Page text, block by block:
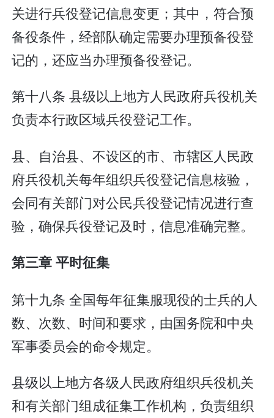
关进行兵役登记信息变更；其中，符合预
备役条件，经部队确定需要办理预备役登
记的，还应当办理预备役登记。
第十八条 县级以上地方人民政府兵役机关
负责本行政区域兵役登记工作。
县、自治县、不设区的市、市辖区人民政
府兵役机关每年组织兵役登记信息核验，
会同有关部门对公民兵役登记情况进行查
验，确保兵役登记及时，信息准确完整。
第三章 平时征集
第十九条 全国每年征集服现役的士兵的人
数、次数、时间和要求，由国务院和中央
军事委员会的命令规定。
县级以上地方各级人民政府组织兵役机关
和有关部门组成征集工作机构，负责组织